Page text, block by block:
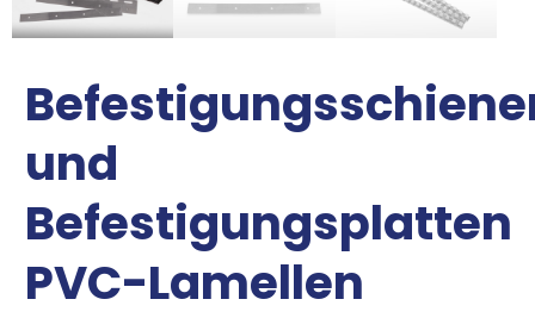
und
Befestigungsplatten
PVC-Lamellen